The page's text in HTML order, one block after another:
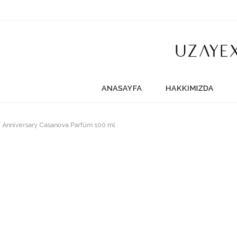
ANASAYFA HAKKIMIZDA
Anniversary Casanova Parfüm 100 ml